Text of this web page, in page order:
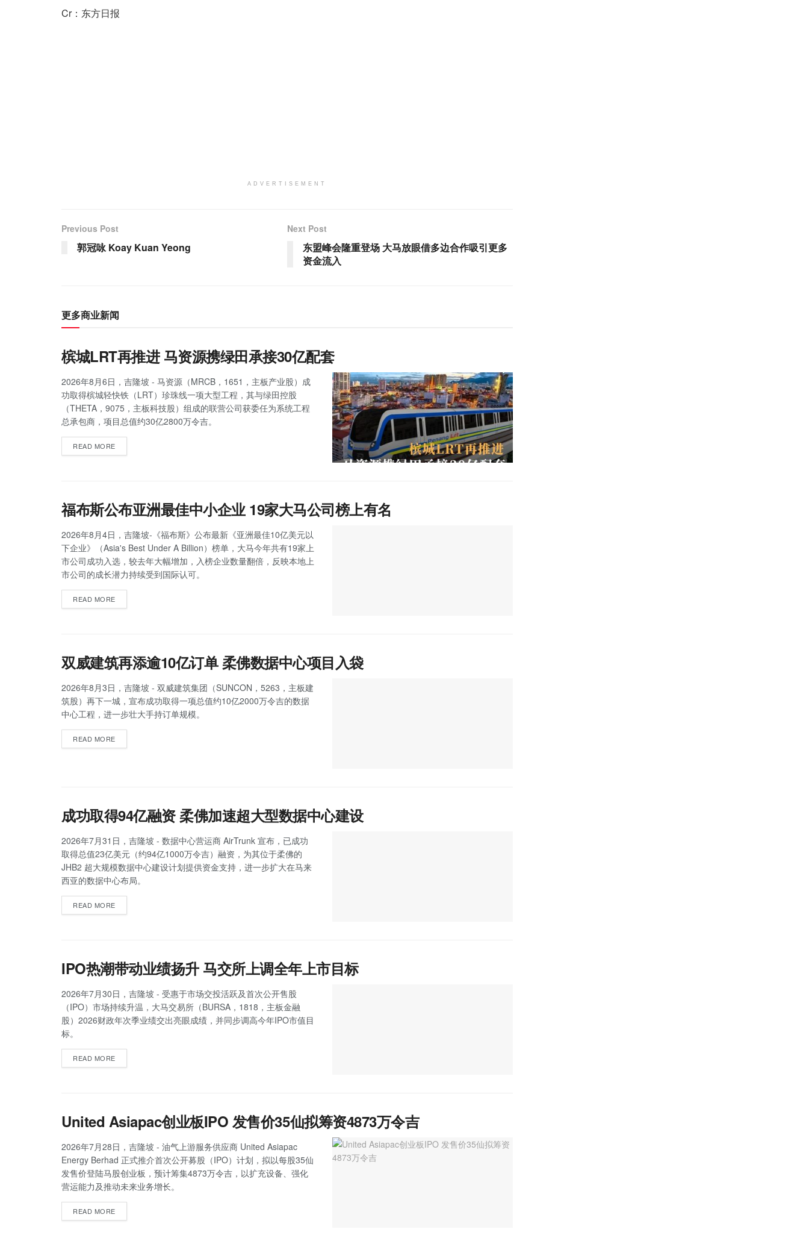
Cr：东方日报
ADVERTISEMENT
Previous Post
郭冠咏 Koay Kuan Yeong
Next Post
东盟峰会隆重登场 大马放眼借多边合作吸引更多
资金流入
更多商业新闻
槟城LRT再推进 马资源携绿田承接30亿配套
2026年8月6日，吉隆坡 - 马资源（MRCB，1651，主板产业股）成
功取得槟城轻快铁（LRT）珍珠线一项大型工程，其与绿田控股
（THETA，9075，主板科技股）组成的联营公司获委任为系统工程
总承包商，项目总值约30亿2800万令吉。
READ MORE
福布斯公布亚洲最佳中小企业 19家大马公司榜上有名
2026年8月4日，吉隆坡-《福布斯》公布最新《亚洲最佳10亿美元以
下企业》（Asia's Best Under A Billion）榜单，大马今年共有19家上
市公司成功入选，较去年大幅增加，入榜企业数量翻倍，反映本地上
市公司的成长潜力持续受到国际认可。
READ MORE
双威建筑再添逾10亿订单 柔佛数据中心项目入袋
2026年8月3日，吉隆坡 - 双威建筑集团（SUNCON，5263，主板建
筑股）再下一城，宣布成功取得一项总值约10亿2000万令吉的数据
中心工程，进一步壮大手持订单规模。
READ MORE
成功取得94亿融资 柔佛加速超大型数据中心建设
2026年7月31日，吉隆坡 - 数据中心营运商 AirTrunk 宣布，已成功
取得总值23亿美元（约94亿1000万令吉）融资，为其位于柔佛的
JHB2 超大规模数据中心建设计划提供资金支持，进一步扩大在马来
西亚的数据中心布局。
READ MORE
IPO热潮带动业绩扬升 马交所上调全年上市目标
2026年7月30日，吉隆坡 - 受惠于市场交投活跃及首次公开售股
（IPO）市场持续升温，大马交易所（BURSA，1818，主板金融
股）2026财政年次季业绩交出亮眼成绩，并同步调高今年IPO市值目
标。
READ MORE
United Asiapac创业板IPO 发售价35仙拟筹资4873万令吉
2026年7月28日，吉隆坡 - 油气上游服务供应商 United Asiapac
Energy Berhad 正式推介首次公开募股（IPO）计划，拟以每股35仙
发售价登陆马股创业板，预计筹集4873万令吉，以扩充设备、强化
营运能力及推动未来业务增长。
READ MORE